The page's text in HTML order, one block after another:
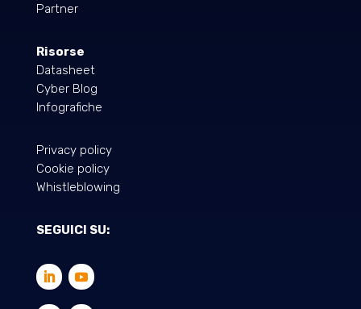
Partner
Risorse
Datasheet
Cyber Blog
Infografiche
Privacy policy
Cookie policy
Whistleblowing
SEGUICI SU: